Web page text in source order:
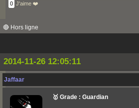
0 J'aime ❤️
🔴 Hors ligne
2014-11-26 12:05:11
Jaffaar
🥇 Grade : Guardian